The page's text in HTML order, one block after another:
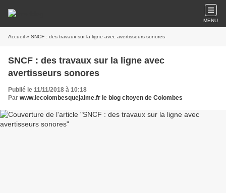
MENU
Accueil » SNCF : des travaux sur la ligne avec avertisseurs sonores
SNCF : des travaux sur la ligne avec
avertisseurs sonores
Publié le 11/11/2018 à 10:18
Par www.lecolombesquejaime.fr le blog citoyen de Colombes